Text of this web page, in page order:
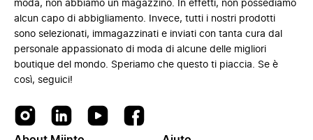
moda, non abbiamo un magazzino. In effetti, non possediamo
alcun capo di abbigliamento. Invece, tutti i nostri prodotti
sono selezionati, immagazzinati e inviati con tanta cura dal
personale appassionato di moda di alcune delle migliori
boutique del mondo. Speriamo che questo ti piaccia. Se è
così, seguici!